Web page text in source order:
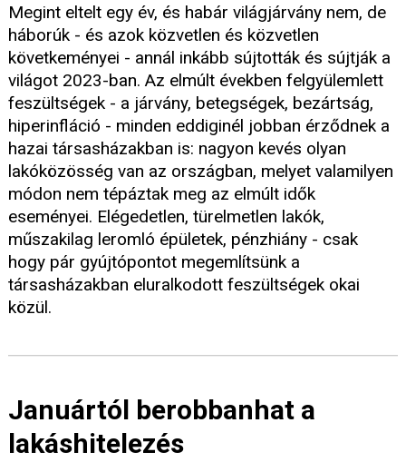
Megint eltelt egy év, és habár világjárvány nem, de
háborúk - és azok közvetlen és közvetlen
követkeményei - annál inkább sújtották és sújtják a
világot 2023-ban. Az elmúlt években felgyülemlett
feszültségek - a járvány, betegségek, bezártság,
hiperinfláció - minden eddiginél jobban érződnek a
hazai társasházakban is: nagyon kevés olyan
lakóközösség van az országban, melyet valamilyen
módon nem tépáztak meg az elmúlt idők
eseményei. Elégedetlen, türelmetlen lakók,
műszakilag leromló épületek, pénzhiány - csak
hogy pár gyújtópontot megemlítsünk a
társasházakban eluralkodott feszültségek okai
közül.
Januártól berobbanhat a
lakáshitelezés